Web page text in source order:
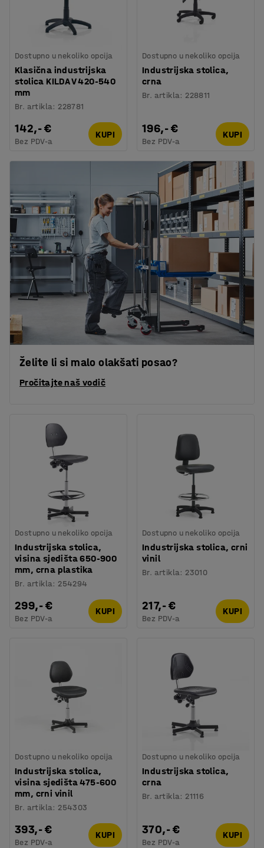
Dostupno u nekoliko opcija
Klasična industrijska
stolica KILDA V 420-540
mm
Br. artikla: 228781
142,- €
Bez PDV-a
KUPI
Dostupno u nekoliko opcija
Industrijska stolica,
crna
Br. artikla: 228811
196,- €
Bez PDV-a
KUPI
Želite li si malo olakšati posao?
Pročitajte naš vodič
Dostupno u nekoliko opcija
Industrijska stolica,
visina sjedišta 650-900
mm, crna plastika
Br. artikla: 254294
299,- €
Bez PDV-a
KUPI
Dostupno u nekoliko opcija
Industrijska stolica, crni
vinil
Br. artikla: 23010
217,- €
Bez PDV-a
KUPI
Dostupno u nekoliko opcija
Industrijska stolica,
visina sjedišta 475-600
mm, crni vinil
Br. artikla: 254303
393,- €
Bez PDV-a
KUPI
Dostupno u nekoliko opcija
Industrijska stolica,
crna
Br. artikla: 21116
370,- €
Bez PDV-a
KUPI